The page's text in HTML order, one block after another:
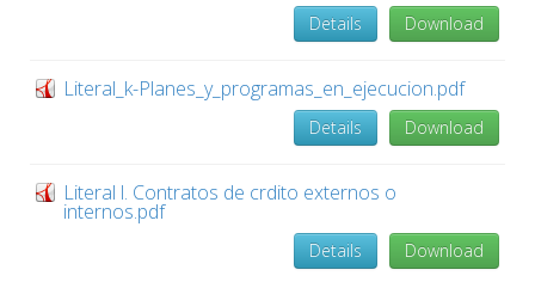
Download
Details
Literal_k-Planes_y_programas_en_ejecucion.pdf
Download
Details
Literal l. Contratos de crdito externos o
internos.pdf
Download
Details